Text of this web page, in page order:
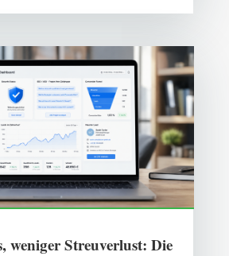
weniger Streuverlust: Die